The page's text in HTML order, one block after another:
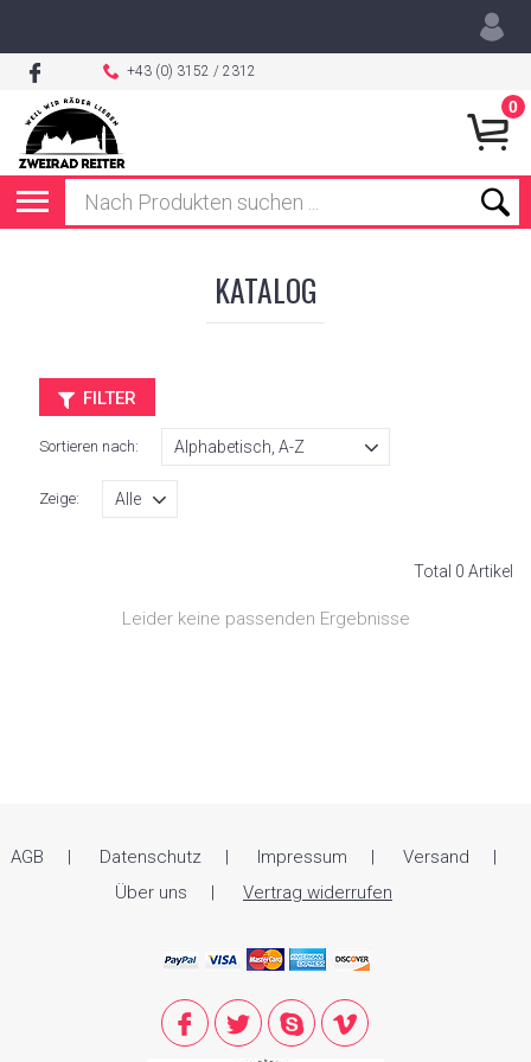
+43 (0) 3152 / 2312
0
KATALOG
FILTER
Sortieren nach:
Zeige:
Total 0 Artikel
Leider keine passenden Ergebnisse
AGB Datenschutz Impressum
Versand
Über uns
Vertrag widerrufen